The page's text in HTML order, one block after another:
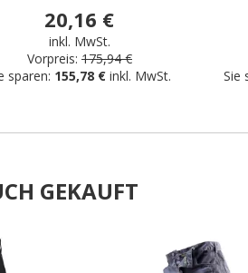
20,16 €
inkl. MwSt.
Vorpreis: 175,94 €
sparen: 155,78 € inkl. MwSt.
Sie
GEKAUFT